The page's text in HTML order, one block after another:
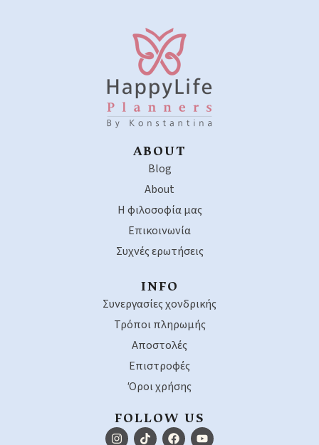
ABOUT
Blog
About
Η φιλοσοφία μας
Επικοινωνία
Συχνές ερωτήσεις
INFO
Συνεργασίες χονδρικής
Τρόποι πληρωμής
Αποστολές
Επιστροφές
Όροι χρήσης
FOLLOW US